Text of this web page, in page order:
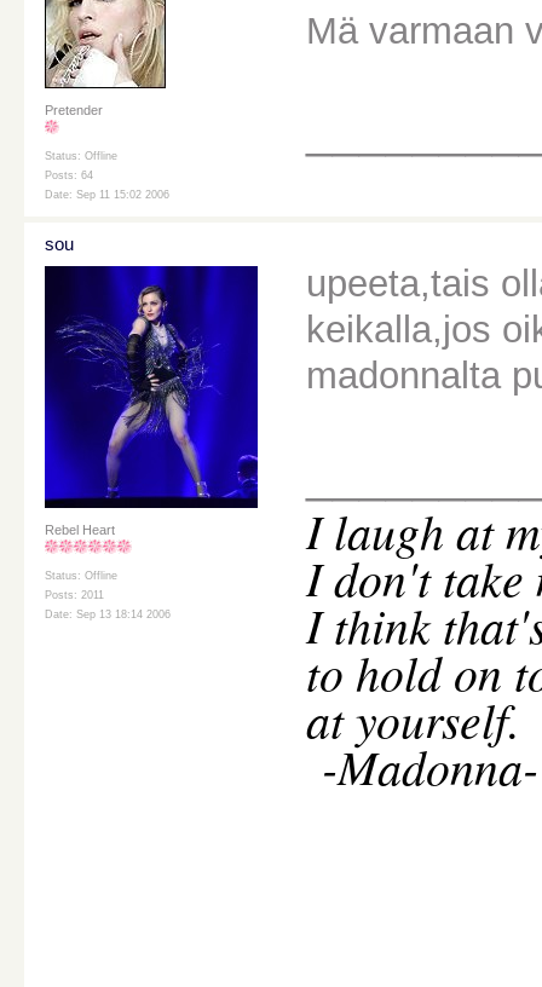
Pretender
Status: Offline
Posts: 64
Date: Sep 11 15:02 2006
Mä varmaan
sou
Rebel Heart
Status: Offline
Posts: 2011
Date: Sep 13 18:14 2006
upeeta,tais
keikalla,jos
madonnalta
Ilaugh at
I don't take
I think
to hold on
at yourself.
-Madonna-